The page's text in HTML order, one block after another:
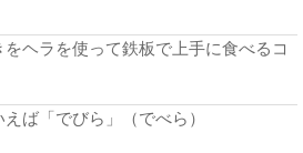
ヘラを使って鉄板で上手に食べるコ
ば「でびら」（でべら）